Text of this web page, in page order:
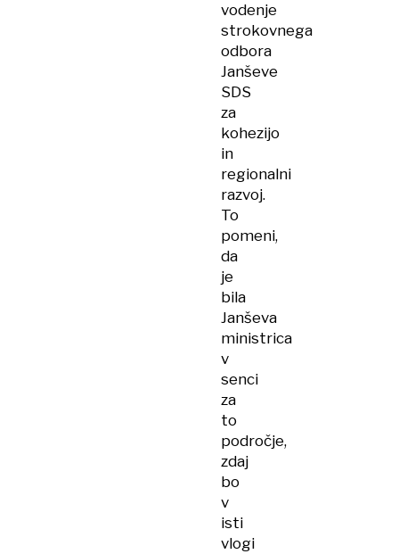
vodenje
strokovnega
odbora
Janševe
SDS
za
kohezijo
in
regionalni
razvoj.
To
pomeni,
da
je
bila
Janševa
ministrica
v
senci
za
to
področje,
zdaj
bo
v
isti
vlogi